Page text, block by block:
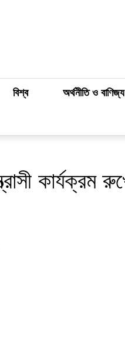
বিশ্ব অর্থনীতি ও বাণিজ্য
কার্যক্রম